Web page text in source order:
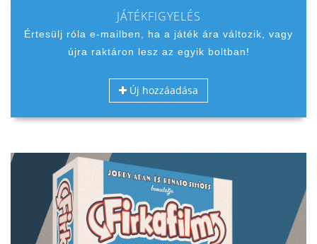
JÁTÉKFIGYELÉS
Értesülj róla e-mailben, ha a játék ára változik, vagy
újra raktáron lesz az egyik boltban!
Új hozzáadása